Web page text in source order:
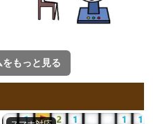
もっと見る